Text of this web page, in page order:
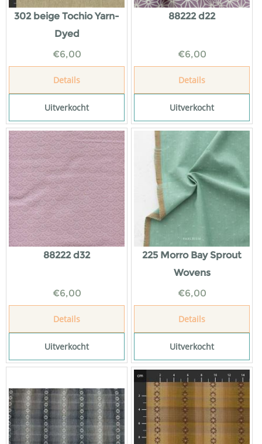
302 beige Tochio Yarn-
Dyed
€6,00
Details
Uitverkocht
88222 d22
€6,00
Details
Uitverkocht
88222 d32
€6,00
Details
Uitverkocht
225 Morro Bay Sprout
Wovens
€6,00
Details
Uitverkocht